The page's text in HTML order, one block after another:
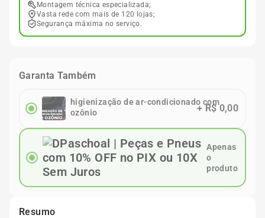
Montagem técnica especializada;
Vasta rede com mais de 120 lojas;
Segurança máxima no serviço.
Garanta Também
higienização de ar-condicionado com
ozônio
+R$ 0,00
Apenas
o
produto
Resumo